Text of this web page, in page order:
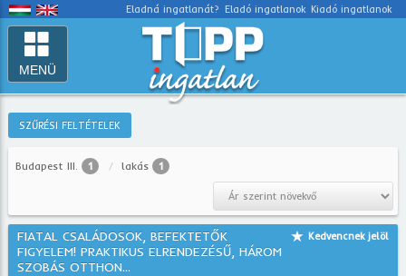
MENÜ
Eladná ingatlanát? Eladó ingatlanok Kiadó ingatlanok
SZŰRÉSI FELTÉTELEK
Budapest III. 1 lakás 1
Kedvencnek jelöl
FIATAL CSALÁDOSOK, BEFEKTETŐK
FIGYELEM! PRAKTIKUS ELRENDEZÉSŰ, HÁROM
SZOBÁS OTTHON...